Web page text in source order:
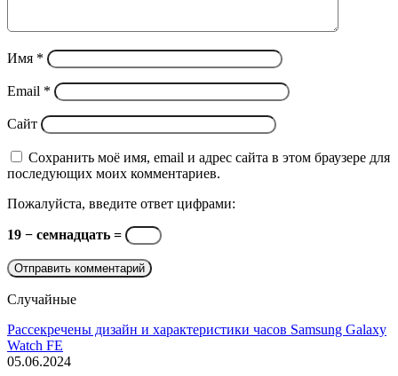
Имя *
Email *
Сайт
Сохранить моё имя, email и адрес сайта в этом браузере для
последующих моих комментариев.
Пожалуйста, введите ответ цифрами:
19 − семнадцать =
Случайные
Рассекречены дизайн и характеристики часов Samsung Galaxy
Watch FE
05.06.2024